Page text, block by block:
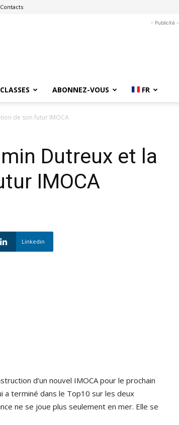
Contacts
- Publicité -
CLASSES ABONNEZ-VOUS FR
de son futur IMOCA
Dutreux et la
IMOCA
Linkedin
d’un nouvel IMOCA pour le prochain
a terminé dans le Top10 sur les deux
ne se joue plus seulement en mer. Elle se